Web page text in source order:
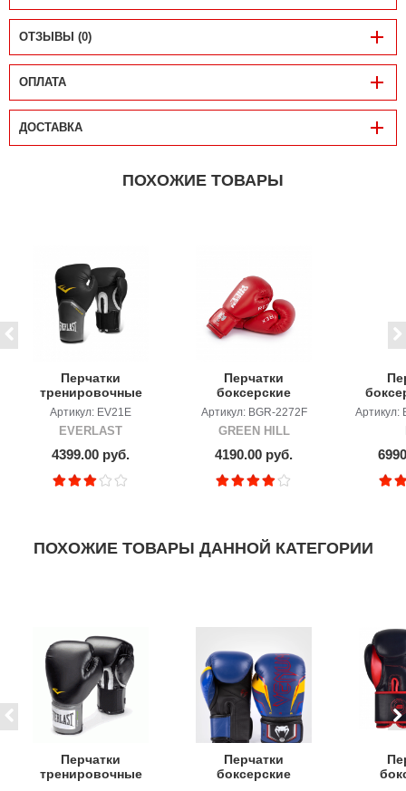
ОТЗЫВЫ (0)
ОПЛАТА
ДОСТАВКА
ПОХОЖИЕ ТОВАРЫ
Перчатки
тренировочные
EVERLAST Pro
Style Elite
Артикул: EV21E
EVERLAST
4399.00 руб.
Перчатки
боксерские
GREEN HILL REX
Артикул: BGR-2272F
GREEN HILL
4190.00 руб.
F6
Артикул:
ПОХОЖИЕ ТОВАРЫ ДАННОЙ КАТЕГОРИИ
Перчатки
тренировочные
Перчатки
боксерские